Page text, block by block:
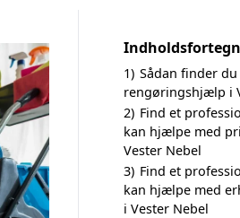
1) Sådan finder
rengøringshjælp i
2) Find et
kan hjælpe med
Vester Nebel
3) Find et
kan hjælpe med
i Vester Nebel